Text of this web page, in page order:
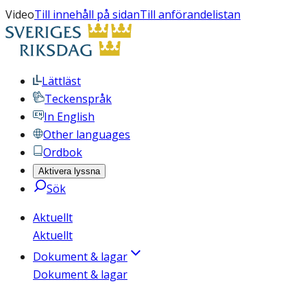
VideoTill innehåll på sidanTill anförandelistan
Lättläst
Teckenspråk
In English
Other languages
Ordbok
Aktivera lyssna
Sök
Aktuellt
Aktuellt
Dokument & lagar
Dokument & lagar